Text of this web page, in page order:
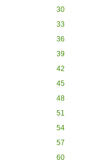
30
33
36
39
42
45
48
51
54
57
60